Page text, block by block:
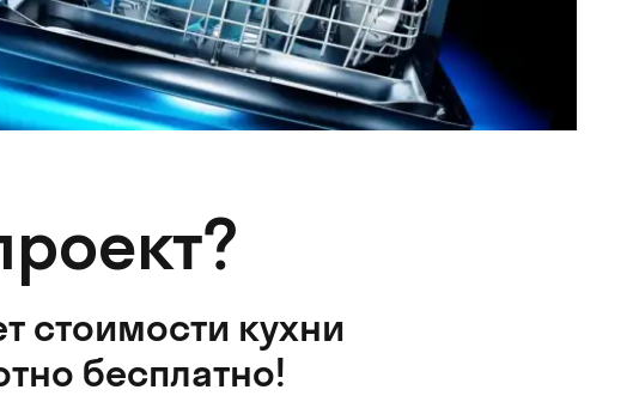
стоимости кухни
бесплатно!